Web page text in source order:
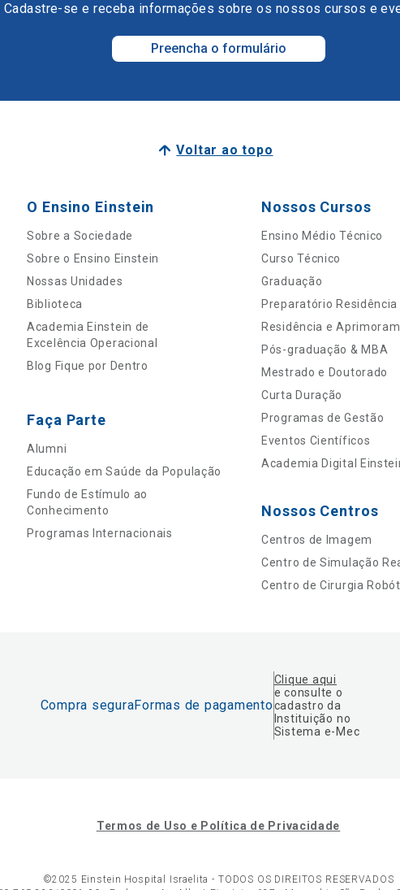
Cadastre-se e receba informações sobre os nossos cursos e
Preencha o formulário
Voltar ao topo
O Ensino Einstein
Sobre a Sociedade
Sobre o Ensino Einstein
Nossas Unidades
Biblioteca
Academia Einstein de
Excelência Operacional
Blog Fique por Dentro
Faça Parte
Alumni
Educação em Saúde da População
Fundo de Estímulo ao
Conhecimento
Programas Internacionais
Nossos Cursos
Ensino Médio Técnico
Curso Técnico
Graduação
Preparatório Residência
Residência e
Pós-graduação & MBA
Mestrado e Doutorado
Curta Duração
Programas de Gestão
Eventos Científicos
Academia Digital
Nossos Centros
Centros de Imagem
Centro de Simulação
Centro de Cirurgia
Compra seguraFormas de pagamento
Clique aqui
e consulte o
cadastro da
Instituição no
Sistema e-Mec
Termos de Uso e Política de Privacidade
©2025 Einstein Hospital Israelita - TODOS OS DIREITOS RESERVADOS